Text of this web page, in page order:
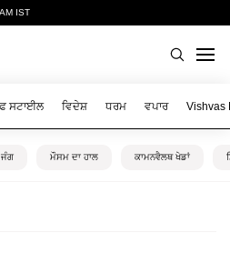
IST
ਸਟਾਈਲ ਵਿਦੇਸ਼ ਧਰਮ ਵਪਾਰ Vishvas
ਜੰਗ ਮੌਸਮ ਦਾ ਹਾਲ ਕਾਮਨਵੈਲਥ ਖੇਡਾਂ